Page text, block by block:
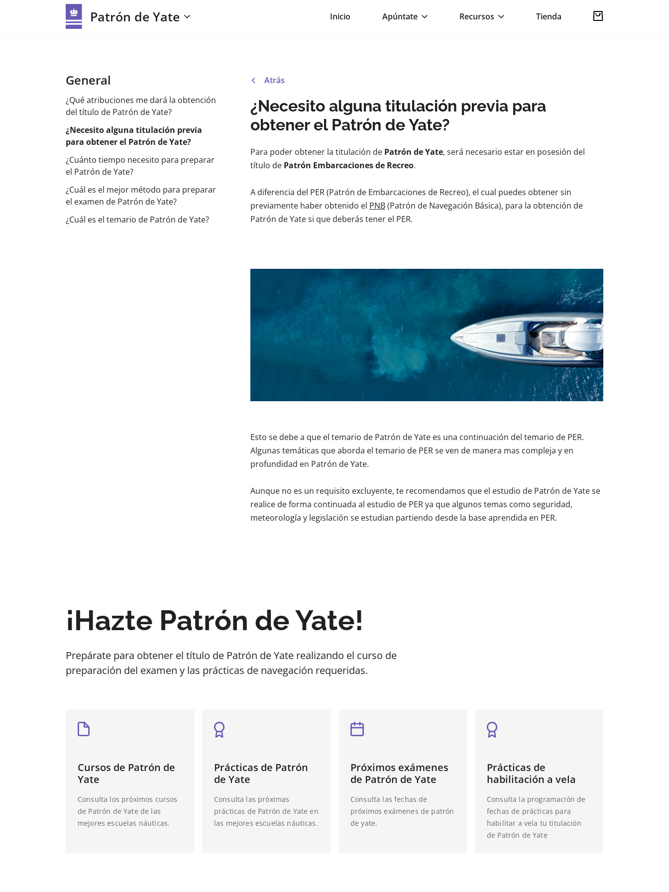
Patrón de Yate Inicio Apúntate Recursos Tienda
General
¿Qué atribuciones me dará la obtención
del título de Patrón de Yate?
¿Necesito alguna titulación previa
para obtener el Patrón de Yate?
¿Cuánto tiempo necesito para preparar
el Patrón de Yate?
¿Cuál es el mejor método para preparar
el examen de Patrón de Yate?
¿Cuál es el temario de Patrón de Yate?
Atrás
¿Necesito alguna titulación previa para
obtener el Patrón de Yate?
Para poder obtener la titulación de Patrón de Yate, será necesario estar en posesión del
título de Patrón Embarcaciones de Recreo.
A diferencia del PER (Patrón de Embarcaciones de Recreo), el cual puedes obtener sin
previamente haber obtenido el PNB(Patrón de Navegación Básica), para la obtención de
Patrón de Yate si que deberás tener el PER.
Esto se debe a que el temario de Patrón de Yate es una continuación del temario de PER.
Algunas temáticas que aborda el temario de PER se ven de manera mas compleja y en
profundidad en Patrón de Yate.
Aunque no es un requisito excluyente, te recomendamos que el estudio de Patrón de Yate se
realice de forma continuada al estudio de PER ya que algunos temas como seguridad,
meteorología y legislación se estudian partiendo desde la base aprendida en PER.
¡Hazte Patrón de Yate!
Prepárate para obtener el título de Patrón de Yate realizando el curso de
preparación del examen y las prácticas de navegación requeridas.
Cursos de Patrón de
Yate
Consulta los próximos cursos
de Patrón de Yate de las
mejores escuelas náuticas.
Prácticas de Patrón
de Yate
Consulta las próximas
prácticas de Patrón de Yate en
las mejores escuelas náuticas.
Próximos exámenes
de Patrón de Yate
Consulta las fechas de
próximos exámenes de patrón
de yate.
Prácticas de
habilitación a vela
Consulta la programación de
fechas de prácticas para
habilitar a vela tu titulación
de Patrón de Yate